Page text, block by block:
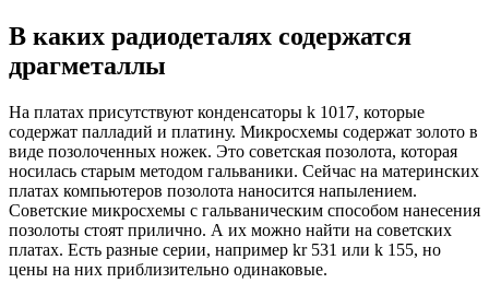
В каких радиодеталях содержатся
драгметаллы
На платах присутствуют конденсаторы k 1017, которые
содержат палладий и платину. Микросхемы содержат золото в
виде позолоченных ножек. Это советская позолота, которая
носилась старым методом гальваники. Сейчас на материнских
платах компьютеров позолота наносится напылением.
Советские микросхемы с гальваническим способом нанесения
позолоты стоят прилично. А их можно найти на советских
платах. Есть разные серии, например kr 531 или k 155, но
цены на них приблизительно одинаковые.